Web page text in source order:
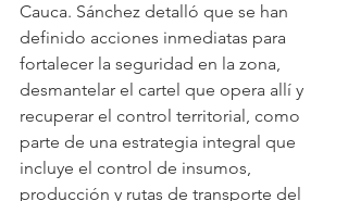
Cauca. Sánchez detalló que se han
definido acciones inmediatas para
fortalecer la seguridad en la zona,
desmantelar el cartel que opera allí y
recuperar el control territorial, como
parte de una estrategia integral que
incluye el control de insumos,
producción y rutas de transporte del